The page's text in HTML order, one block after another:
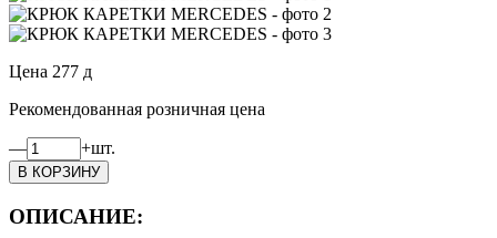
Цена 277 д
Рекомендованная розничная цена
— +шт.
ОПИСАНИЕ: